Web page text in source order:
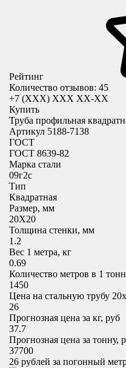
Рейтинг
Количество отзывов: 45
+7 (XXX) ХХХ ХХ-ХХ
Купить
Труба профильная
Артикул 5188-7138
ГОСТ
ГОСТ 8639-82
Марка стали
09г2с
Тип
Квадратная
Размер, мм
20X20
Толщина стенки, мм
1.2
Вес 1 метра, кг
0.69
Количество метров в 1
1450
Цена на стальную трубу
26
Прогнозная цена за кг, руб
37.7
Прогнозная цена за тонну,
37700
26 рублей за погонный